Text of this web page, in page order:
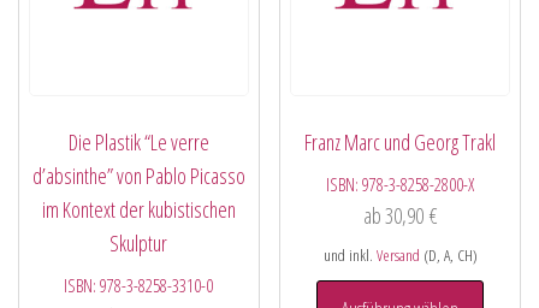
Die Plastik “Le verre
d’absinthe” von Pablo Picasso
im Kontext der kubistischen
Skulptur
ISBN:978-3-8258-3310-0
Franz Marc und Georg Trakl
ISBN:978-3-8258-2800-X
ab30,90 €
und inkl. Versand (D, A, CH)